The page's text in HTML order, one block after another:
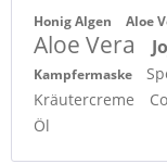
Honig Algen Aloe
Aloe Vera
Kampfermaske
Kräutercreme
Öl